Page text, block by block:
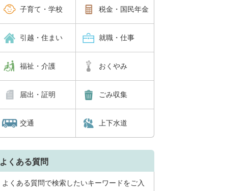
子育て・学校 税金・国民年金
引越・住まい 就職・仕事
福祉・介護 おくやみ
届出・証明 ごみ収集
交通 上下水道
よくある質問
よくある質問で検索したいキーワードをご入